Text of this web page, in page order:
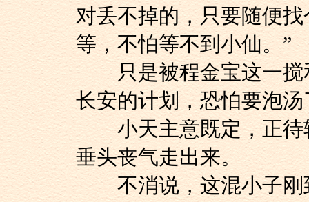
对丢不掉的，只要随便
等，不怕等不到小仙。”
只是被程金宝这一搅
长安的计划，恐怕要泡汤
小天主意既定，正待
垂头丧气走出来。
不消说，这混小子刚